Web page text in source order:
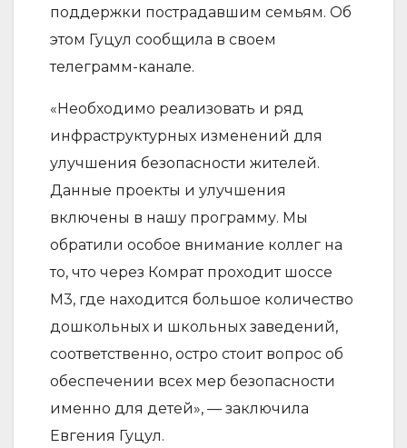
поддержки пострадавшим семьям. Об
этом Гуцул сообщила в своем
телеграмм-канале.
«Необходимо реализовать и ряд
инфраструктурных изменений для
улучшения безопасности жителей.
Данные проекты и улучшения
включены в нашу программу. Мы
обратили особое внимание коллег на
то, что через Комрат проходит шоссе
М3, где находится большое количество
дошкольных и школьных заведений,
соответственно, остро стоит вопрос об
обеспечении всех мер безопасности
именно для детей», — заключила
Евгения Гуцул.